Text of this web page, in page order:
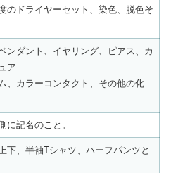
のドライヤーセット、染色、脱色そ
ンダント、イヤリング、ピアス、カ
ア
、カラーコンタクト、その他の化
に記名のこと。
下、半袖Tシャツ、ハーフパンツと